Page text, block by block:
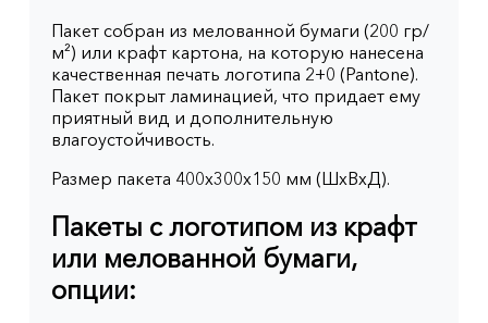
Пакет собран из мелованной бумаги (200 гр/
м²) или крафт картона, на которую нанесена
качественная печать логотипа 2+0 (Pantone).
Пакет покрыт ламинацией, что придает ему
приятный вид и дополнительную
влагоустойчивость.
Размер пакета 400x300x150 мм (ШхВхД).
Пакеты с логотипом из крафт
или мелованной бумаги,
опции: